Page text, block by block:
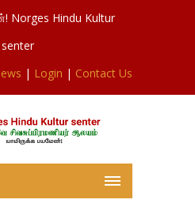
Norges Hindu Kultur
senter
| Login | Contact Us